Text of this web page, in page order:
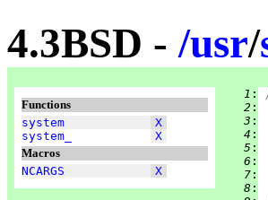
4.3BSD -/usr/
Functions
system
X
system_
X
Macros
NCARGS
X
   1
:
   2
:
   3
:
   4
:
   5
:
   6
:
   7
:
   8
: